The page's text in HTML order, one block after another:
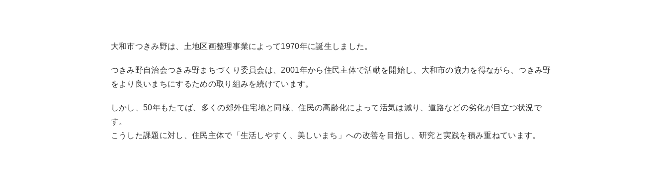
大和市つきみ野は、土地区画整理事業によって1970年に誕生しました。
つきみ野自治会つきみ野まちづくり委員会は、2001年から住民主体で活動を開始し、大和市の協力を得ながら、つきみ野
をより良いまちにするための取り組みを続けています。
しかし、50年もたてば、多くの郊外住宅地と同様、住民の高齢化によって活気は減り、道路などの劣化が目立つ状況で
す。
こうした課題に対し、住民主体で「生活しやすく、美しいまち」への改善を目指し、研究と実践を積み重ねています。